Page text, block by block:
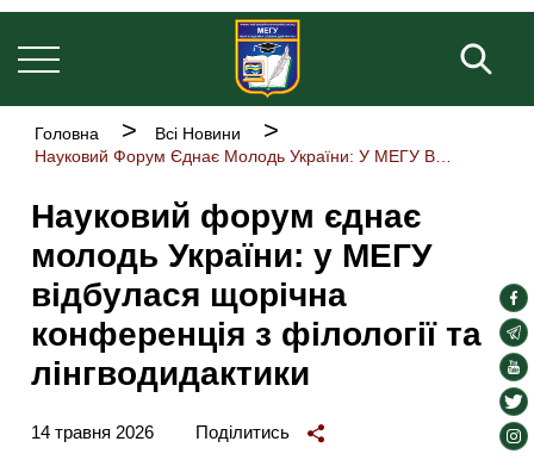
Перейти
до
основного
вмісту
Основна
Рядок
навіґації
Головна
Всі Новини
Науковий форум єднає
молодь України: у МЕГУ
відбулася щорічна
конференція з філології та
лінгводидактики
14 травня 2026 Поділитись